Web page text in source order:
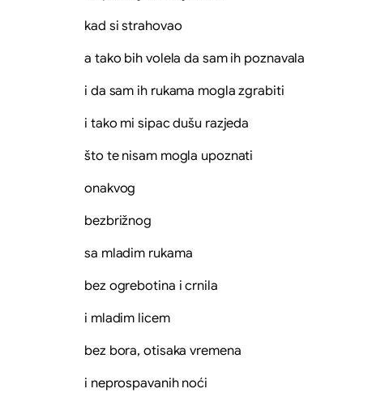
kad si strahovao
a tako bih volela da sam ih poznavala
i da sam ih rukama mogla zgrabiti
i tako mi sipac dušu razjeda
što te nisam mogla upoznati
onakvog
bezbrižnog
sa mladim rukama
bez ogrebotina i crnila
i mladim licem
bez bora, otisaka vremena
i neprospavanih noći